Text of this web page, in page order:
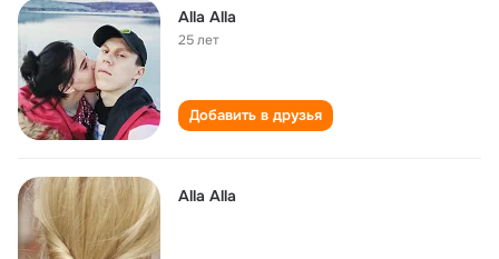
Alla Alla
25 лет
Добавить в друзья
Alla Alla